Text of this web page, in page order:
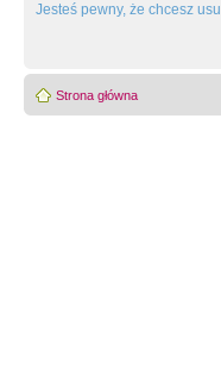
Jesteś pewny, że chcesz
Strona główna